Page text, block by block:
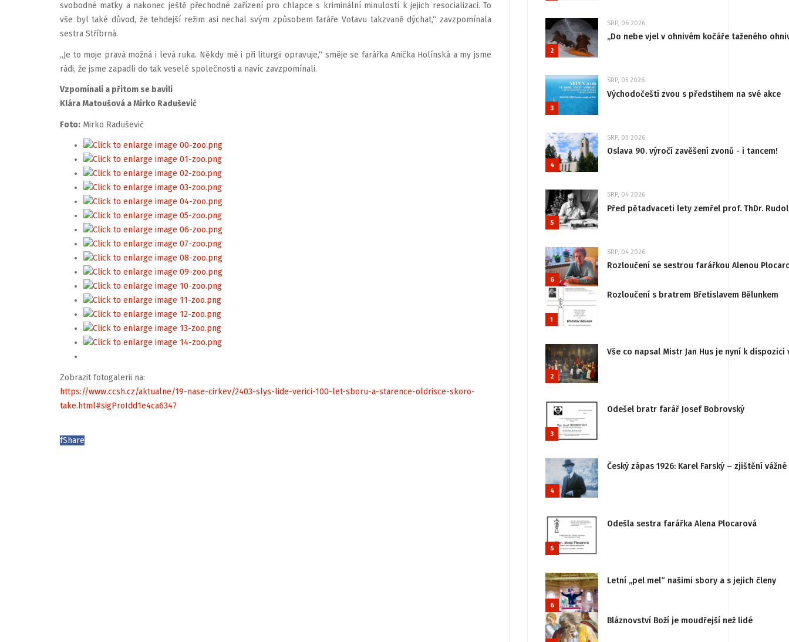
svobodné matky a nakonec ještě přechodné zařízení pro chlapce s kriminální minulostí k jejich resocializaci. To
vše byl také důvod, že tehdejší režim asi nechal svým způsobem faráře Votavu takzvaně dýchat,“ zavzpomínala
sestra Stříbrná.
„Je to moje pravá možná i levá ruka. Někdy mě i při liturgii opravuje,“ směje se farářka Anička Holínská a my jsme
rádi, že jsme zapadli do tak veselé společnosti a navíc zavzpomínali.
Vzpomínali a přitom se bavili
Klára Matoušová a Mirko Radušević
Foto: Mirko Radušević
Zobrazit fotogalerii na:
https://www.ccsh.cz/aktualne/19-nase-cirkev/2403-slys-lide-verici-100-let-sboru-a-starence-oldrisce-skoro-
take.html#sigProIdd1e4ca6347
fShare
2
SRP, 06 2026
„Do nebe vjel v ohnivém kočáře taženého
3
SRP, 05 2026
Východočeští zvou s předstihem na své akce
4
SRP, 03 2026
Oslava 90. výročí zavěšení zvonů - i tancem!
5
SRP, 04 2026
Před pětadvaceti lety zemřel prof. ThDr.
6
SRP, 04 2026
Rozloučení se sestrou farářkou Alenou
1
Rozloučení s bratrem Břetislavem Bělunkem
2
Vše co napsal Mistr Jan Hus je nyní k
3
Odešel bratr farář Josef Bobrovský
4
Český zápas 1926: Karel Farský – zjištění
5
Odešla sestra farářka Alena Plocarová
6
Letní „pel mel“ našimi sbory a s jejich členy
Bláznovství Boží je moudřejší než lidé